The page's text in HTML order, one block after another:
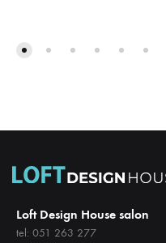
Loft Design House salon
tel: 051 263 277